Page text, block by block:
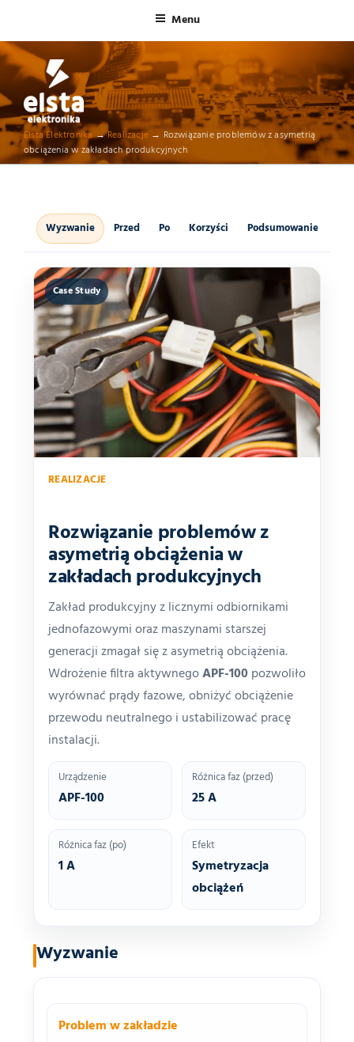
ELSTA ELEKTRONIKA
Profesjonalna elektronika przemysłowa
Menu
Elsta Elektronika→Realizacje → Rozwiązanie problemów z asymetrią
obciążenia w zakładach produkcyjnych
Wyzwanie Przed Po Korzyści Podsumowanie
Case Study
REALIZACJE
Rozwiązanie problemów z
asymetrią obciążenia w
zakładach produkcyjnych
Zakład produkcyjny z licznymi odbiornikami
jednofazowymi oraz maszynami starszej
generacji zmagał się z asymetrią obciążenia.
Wdrożenie filtra aktywnegoAPF-100pozwoliło
wyrównać prądy fazowe, obniżyć obciążenie
przewodu neutralnego i ustabilizować pracę
instalacji.
Urządzenie
APF-100
Różnica faz (przed)
25A
Różnica faz (po)
1A
Efekt
Symetryzacja
obciążeń
Wyzwanie
Problem w zakładzie